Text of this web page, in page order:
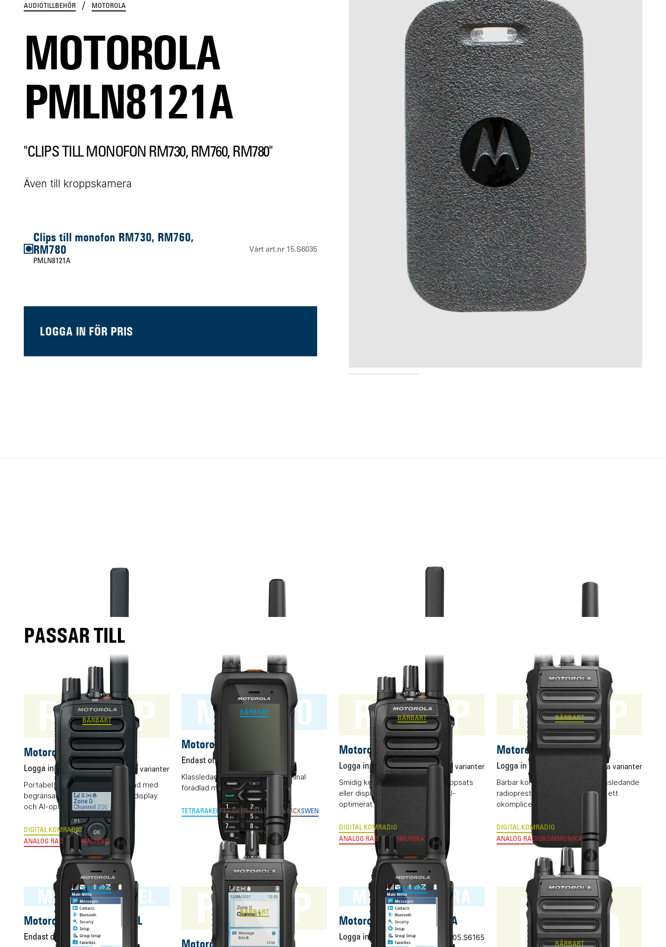
AUDIOTILLBEHÖR / MOTOROLA
MOTOROLA
PMLN8121A
"CLIPS TILL MONOFON RM730, RM760, RM780"
Även till kroppskamera
Clips till monofon RM730, RM760,
RM780
PMLN8121A
Vårt art.nr 15.S6035
LOGGA IN FÖR PRIS
PASSAR TILL
R5 LKP
BÄRBART
Motorola R5 LKP
Logga in för pris Flera varianter
Portabel komradio (DMR) utrustad med
begränsad knappsats, kompakt display
och AI-optimerat ljud.
DIGITAL KOMRADIO
ANALOG RADIOKOMMUNIKATION
MXP660
BÄRBART
Motorola MXP660
Endast offert
Klassledande RAKEL/TETRA-terminal
förädlad med LTE och Wifi.
TETRARAKELPTT-OVER-CELLULAR & MCXSWEN
R5 NKP
BÄRBART
Motorola R5 NKP
Logga in för pris Flera varianter
Smidig komradio (DMR) utan knappsats
eller display men utrustad med AI-
optimerat ljud.
DIGITAL KOMRADIO
ANALOG RADIOKOMMUNIKATION
R7 NKP
BÄRBART
Motorola R7 NKP
Logga in för pris Flera varianter
Bärbar komradio (DMR) med klassledande
radioprestanda kombinerat med ett
okomplicerat handhavande.
DIGITAL KOMRADIO
ANALOG RADIOKOMMUNIKATION
MXP600 RAKEL
BÄRBART
Motorola MXP600 RAKEL
Endast offert
R7 FKP
BÄRBART
Motorola R7 FKP
MXP600 TETRA
BÄRBART
Motorola MXP600 TETRA
Logga in för pris Vårt art.nr 05.S6165 R7a
BÄRBART